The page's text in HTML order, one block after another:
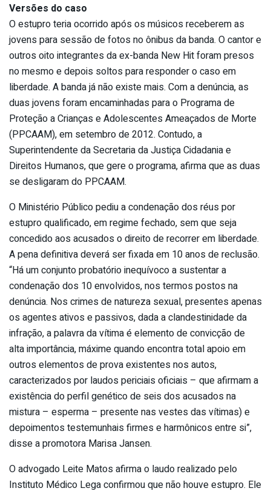
Versões do caso
O estupro teria ocorrido após os músicos receberem as
jovens para sessão de fotos no ônibus da banda. O cantor e
outros oito integrantes da ex-banda New Hit foram presos
no mesmo e depois soltos para responder o caso em
liberdade. A banda já não existe mais. Com a denúncia, as
duas jovens foram encaminhadas para o Programa de
Proteção a Crianças e Adolescentes Ameaçados de Morte
(PPCAAM), em setembro de 2012. Contudo, a
Superintendente da Secretaria da Justiça Cidadania e
Direitos Humanos, que gere o programa, afirma que as duas
se desligaram do PPCAAM.
O Ministério Público pediu a condenação dos réus por
estupro qualificado, em regime fechado, sem que seja
concedido aos acusados o direito de recorrer em liberdade.
A pena definitiva deverá ser fixada em 10 anos de reclusão.
“Há um conjunto probatório inequívoco a sustentar a
condenação dos 10 envolvidos, nos termos postos na
denúncia. Nos crimes de natureza sexual, presentes apenas
os agentes ativos e passivos, dada a clandestinidade da
infração, a palavra da vítima é elemento de convicção de
alta importância, máxime quando encontra total apoio em
outros elementos de prova existentes nos autos,
caracterizados por laudos periciais oficiais – que afirmam a
existência do perfil genético de seis dos acusados na
mistura – esperma – presente nas vestes das vítimas) e
depoimentos testemunhais firmes e harmônicos entre si”,
disse a promotora Marisa Jansen.
O advogado Leite Matos afirma o laudo realizado pelo
Instituto Médico Lega confirmou que não houve estupro. Ele